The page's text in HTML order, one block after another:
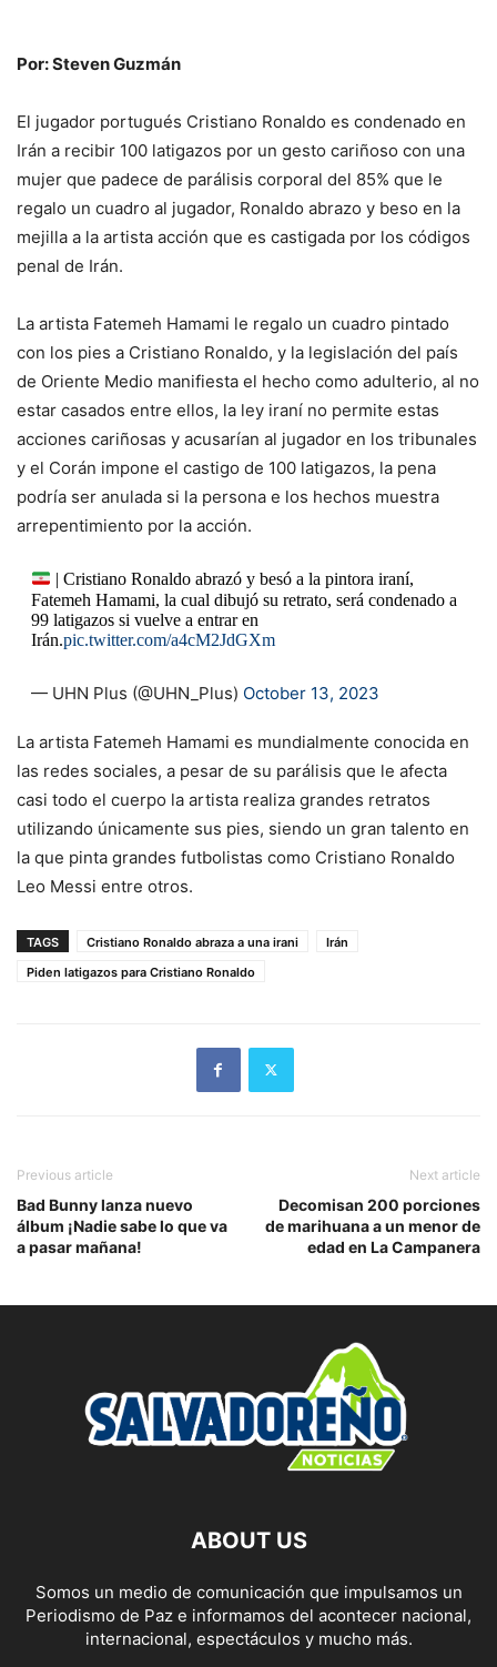
Por: Steven Guzmán
El jugador portugués Cristiano Ronaldo es condenado en
Irán a recibir 100 latigazos por un gesto cariñoso con una
mujer que padece de parálisis corporal del 85% que le
regalo un cuadro al jugador, Ronaldo abrazo y beso en la
mejilla a la artista acción que es castigada por los códigos
penal de Irán.
La artista Fatemeh Hamami le regalo un cuadro pintado
con los pies a Cristiano Ronaldo, y la legislación del país
de Oriente Medio manifiesta el hecho como adulterio, al no
estar casados entre ellos, la ley iraní no permite estas
acciones cariñosas y acusarían al jugador en los tribunales
y el Corán impone el castigo de 100 latigazos, la pena
podría ser anulada si la persona e los hechos muestra
arrepentimiento por la acción.
| Cristiano Ronaldo abrazó y besó a la pintora iraní,
Fatemeh Hamami, la cual dibujó su retrato, será condenado a
99 latigazos si vuelve a entrar en
Irán.pic.twitter.com/a4cM2JdGXm
— UHN Plus (@UHN_Plus) October 13, 2023
La artista Fatemeh Hamami es mundialmente conocida en
las redes sociales, a pesar de su parálisis que le afecta
casi todo el cuerpo la artista realiza grandes retratos
utilizando únicamente sus pies, siendo un gran talento en
la que pinta grandes futbolistas como Cristiano Ronaldo
Leo Messi entre otros.
TAGS Cristiano Ronaldo abraza a una irani
Irán
Piden latigazos para Cristiano Ronaldo
Previous article
Bad Bunny lanza nuevo
álbum ¡Nadie sabe lo que va
a pasar mañana!
Next article
Decomisan 200 porciones
de marihuana a un menor de
edad en La Campanera
ABOUT US
Somos un medio de comunicación que impulsamos un
Periodismo de Paz e informamos del acontecer nacional,
internacional, espectáculos y mucho más.